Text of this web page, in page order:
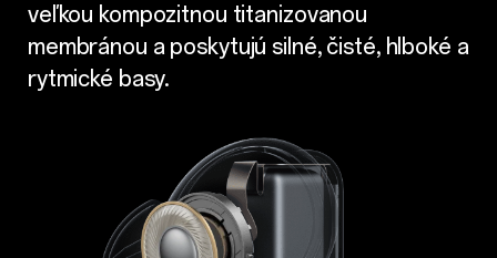
veľkou kompozitnou titanizovanou
membránou a poskytujú silné, čisté, hlboké a
rytmické basy.